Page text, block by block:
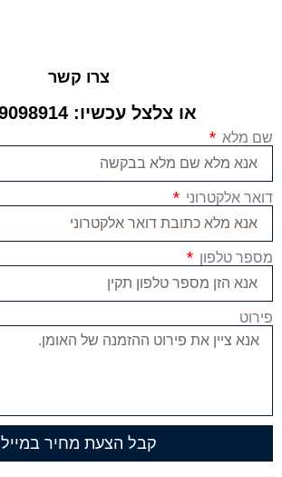
צרו קשר
או צלצל עכשיו: 052-9098914
שם מלא
דואר אלקטרוני
מספר טלפון
פירוט
קבל הצעת מחיר במייל